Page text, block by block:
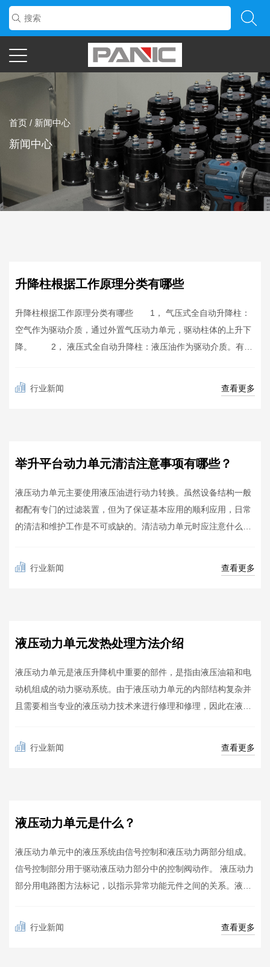
首页 / 新闻中心
新闻中心
升降柱根据工作原理分类有哪些
升降柱根据工作原理分类有哪些 1， 气压式全自动升降柱：
空气作为驱动介质，通过外置气压动力单元，驱动柱体的上升下
降。 2， 液压式全自动升降柱：液压油作为驱动介质。有两
是内置液压单元动力单元(液压升降柱机芯)驱动柱体上升下降。
行业新闻 查看更多
APR
举升平台动力单元清洁注意事项有哪些？
液压动力单元主要使用液压油进行动力转换。虽然设备结构一般
都配有专门的过滤装置，但为了保证基本应用的顺利应用，日常
的清洁和维护工作是不可或缺的。清洁动力单元时应注意什么？
质，例如设备专用液压油或测试油。它不能被其他常见介质替
行业新闻 查看更多
APR
液压动力单元发热处理方法介绍
液压动力单元是液压升降机中重要的部件，是指由液压油箱和电
动机组成的动力驱动系统。由于液压动力单元的内部结构复杂并
且需要相当专业的液压动力技术来进行修理和修理，因此在液压
压动力装置的日常维护方法。客户使用时要多加注意。 液压
行业新闻 查看更多
APR
液压动力单元是什么？
液压动力单元中的液压系统由信号控制和液压动力两部分组成。
信号控制部分用于驱动液压动力部分中的控制阀动作。 液压动力
部分用电路图方法标记，以指示异常功能元件之间的关系。液压
制阀，用于控制工作油的流量，压力和方向;实施部分丰富的液压
行业新闻 查看更多